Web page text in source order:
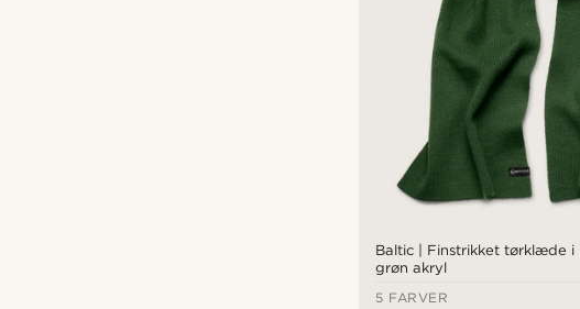
Baltic | Finstrikket tørklæde i
grøn akryl
5 FARVER